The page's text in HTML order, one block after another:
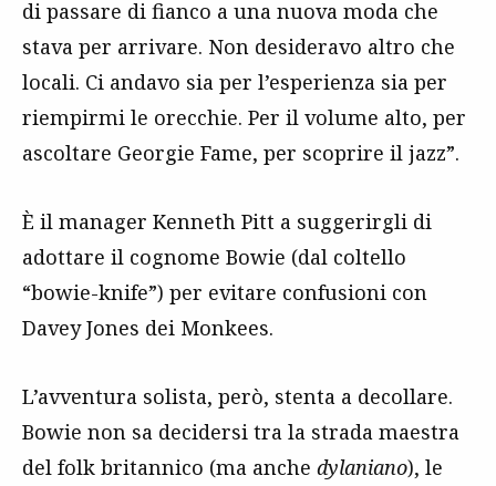
di passare di fianco a una nuova moda che
stava per arrivare. Non desideravo altro che
locali. Ci andavo sia per l’esperienza sia per
riempirmi le orecchie. Per il volume alto, per
ascoltare Georgie Fame, per scoprire il jazz”.
È il manager Kenneth Pitt a suggerirgli di
adottare il cognome Bowie (dal coltello
“bowie-knife”) per evitare confusioni con
Davey Jones dei Monkees.
L’avventura solista, però, stenta a decollare.
Bowie non sa decidersi tra la strada maestra
del folk britannico (ma anche dylaniano), le